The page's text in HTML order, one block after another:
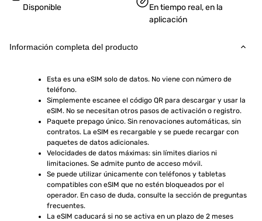
Disponible
En tiempo real, en la
aplicación
Información completa del producto
Esta es una eSIM solo de datos. No viene con número de
teléfono.
Simplemente escanee el código QR para descargar y usar la
eSIM. No se necesitan otros pasos de activación o registro.
Paquete prepago único. Sin renovaciones automáticas, sin
contratos. La eSIM es recargable y se puede recargar con
paquetes de datos adicionales.
Velocidades de datos máximas: sin límites diarios ni
limitaciones. Se admite punto de acceso móvil.
Se puede utilizar únicamente con teléfonos y tabletas
compatibles con eSIM que no estén bloqueados por el
operador. En caso de duda, consulte la sección de preguntas
frecuentes.
La eSIM caducará si no se activa en un plazo de 2 meses